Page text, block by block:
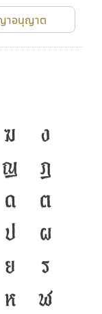
อนุญาต
ฆ
ง
ญ
ฎ
ด
ต
ป
ผ
ย
ร
ห
ฬ